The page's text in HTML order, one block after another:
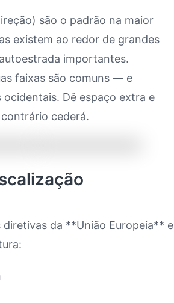
são o padrão na maior
existem ao redor de grandes
importantes.
faixas são comuns — e
Dê espaço extra e
cederá.
diretivas da **União Europeia** e